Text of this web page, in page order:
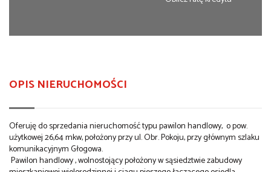
OPIS NIERUCHOMOŚCI
Oferuję do sprzedania nieruchomość typu pawilon handlowy, o pow.
użytkowej 26,64 mkw, położony przy ul. Obr. Pokoju, przy głównym szlaku
komunikacyjnym Głogowa.
Pawilon handlowy , wolnostojący położony w sąsiedztwie zabudowy